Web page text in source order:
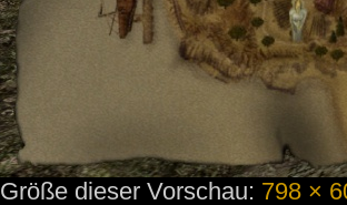
Größe dieser Vorschau: 798 ×